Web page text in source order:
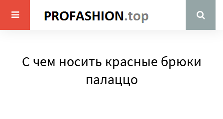
С чем носить красные брюки
палаццо